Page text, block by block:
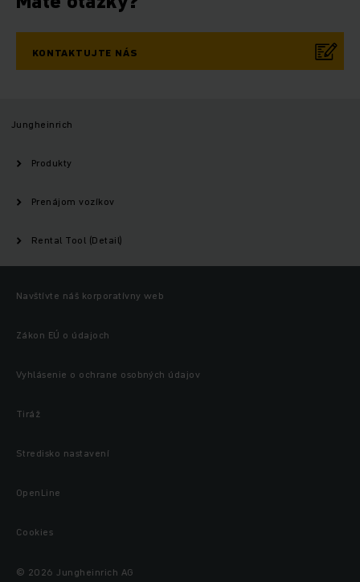
KONTAKTUJTE NÁS
Jungheinrich
Produkty
Prenájom vozíkov
Rental Tool (Detail)
Navštívte náš korporatívny web
Zákon EÚ o údajoch
Vyhlásenie o ochrane osobných údajov
Tiráž
Stredisko nastavení
OpenLine
Cookies
© 2026 Jungheinrich AG